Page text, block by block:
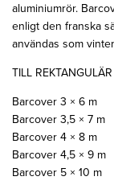
aluminiumrör.
enligt den franska
användas som
TILL
Barcover 3 × 6 m
Barcover 3,5 × 7 m
Barcover 4 × 8 m
Barcover 4,5 × 9 m
Barcover 5 × 10 m